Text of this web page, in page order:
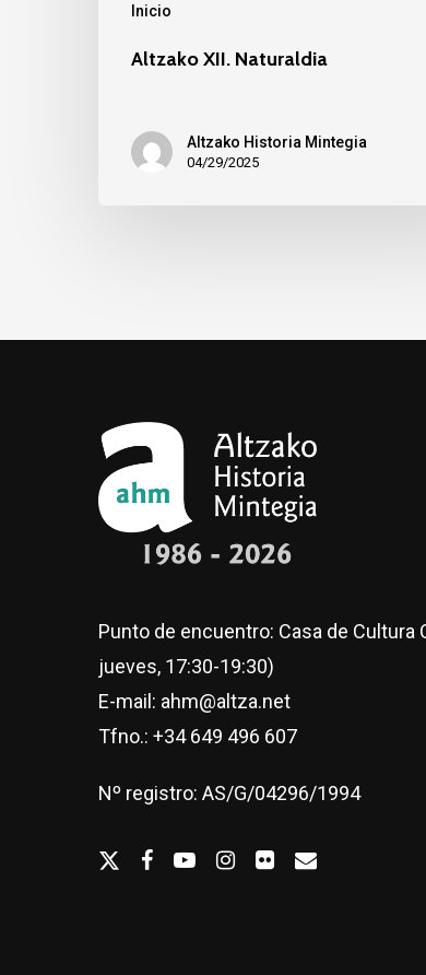
Inicio
Altzako XII. Naturaldia
Altzako Historia Mintegia
04/29/2025
Punto de encuentro: Casa de Cultura
jueves, 17:30-19:30)
E-mail: ahm@altza.net
Tfno.: +34 649 496 607
Nº registro: AS/G/04296/1994
twitterfacebook
youtubeInstagram
flickremail